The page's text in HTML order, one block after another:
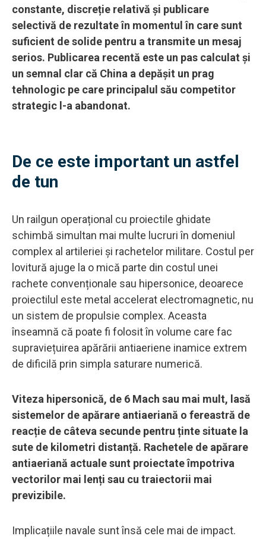
constante, discreție relativă și publicare
selectivă de rezultate în momentul în care sunt
suficient de solide pentru a transmite un mesaj
serios. Publicarea recentă este un pas calculat și
un semnal clar că China a depășit un prag
tehnologic pe care principalul său competitor
strategic l-a abandonat.
De ce este important un astfel
de tun
Un railgun operațional cu proiectile ghidate
schimbă simultan mai multe lucruri în domeniul
complex al artileriei și rachetelor militare. Costul per
lovitură ajuge la o mică parte din costul unei
rachete convenționale sau hipersonice, deoarece
proiectilul este metal accelerat electromagnetic, nu
un sistem de propulsie complex. Aceasta
înseamnă că poate fi folosit în volume care fac
supraviețuirea apărării antiaeriene inamice extrem
de dificilă prin simpla saturare numerică.
Viteza hipersonică, de 6 Mach sau mai mult, lasă
sistemelor de apărare antiaeriană o fereastră de
reacție de câteva secunde pentru ținte situate la
sute de kilometri distanță. Rachetele de apărare
antiaeriană actuale sunt proiectate împotriva
vectorilor mai lenți sau cu traiectorii mai
previzibile.
Implicațiile navale sunt însă cele mai de impact.